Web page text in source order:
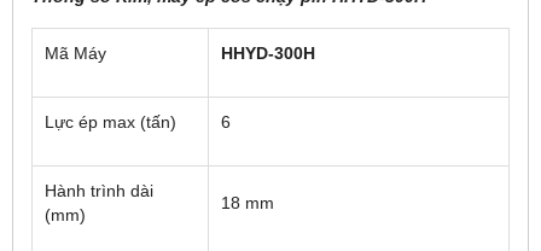
Mã Máy HHYD-300H
Lực ép max (tấn) 6
Hành trình dài
(mm)
18 mm